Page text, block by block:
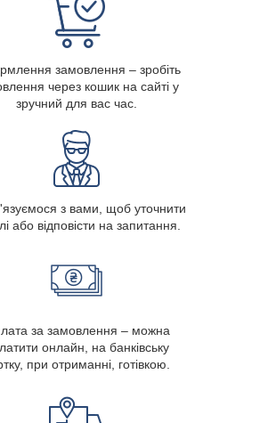
замовлення – зробіть
через кошик на сайті у
зручний для вас час.
з вами, щоб уточнити
або відповісти на запитання.
за замовлення – можна
онлайн, на банківську
при отриманні, готівкою.